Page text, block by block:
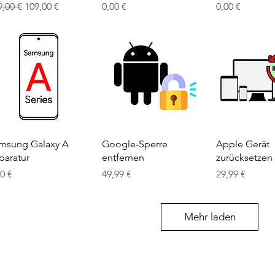
€ Sale-Preis
109,00 €
Preis
0,00 €
Preis
0,00 €
Schnellansicht
Galaxy A
€
Schnellansicht
Google-Sperre
entfernen
Preis
49,99 €
Apple Gerät
zurücksetzen
Preis
29,99 €
Mehr laden